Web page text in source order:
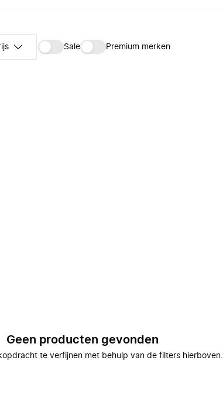
Sale Premium merken
Geen producten gevonden
te verfijnen met behulp van de filters hierboven.